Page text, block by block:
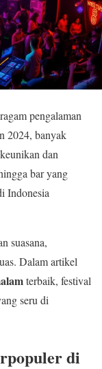
pengalaman
2024, banyak
dan
bar yang
Indonesia
suasana,
Dalam artikel
terbaik, festival
seru di
di